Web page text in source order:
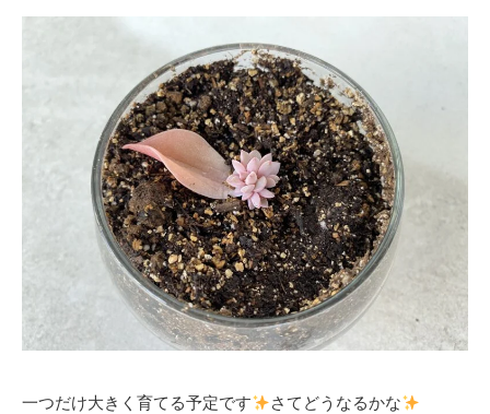
一つだけ大きく育てる予定です さてどうなるかな